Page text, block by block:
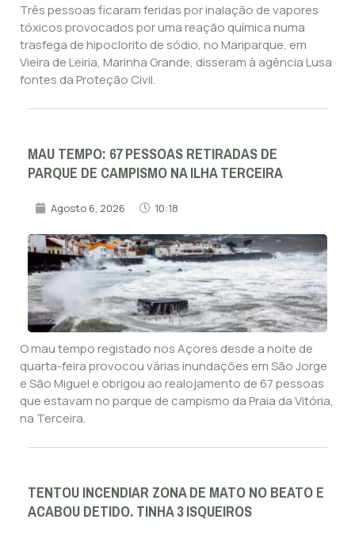
Três pessoas ficaram feridas por inalação de vapores
tóxicos provocados por uma reação química numa
trasfega de hipoclorito de sódio, no Mariparque, em
Vieira de Leiria, Marinha Grande, disseram à agência Lusa
fontes da Proteção Civil.
MAU TEMPO: 67 PESSOAS RETIRADAS DE
PARQUE DE CAMPISMO NA ILHA TERCEIRA
Agosto 6, 2026 10:18
O mau tempo registado nos Açores desde a noite de
quarta-feira provocou várias inundações em São Jorge
e São Miguel e obrigou ao realojamento de 67 pessoas
que estavam no parque de campismo da Praia da Vitória,
na Terceira.
TENTOU INCENDIAR ZONA DE MATO NO BEATO E
ACABOU DETIDO. TINHA 3 ISQUEIROS